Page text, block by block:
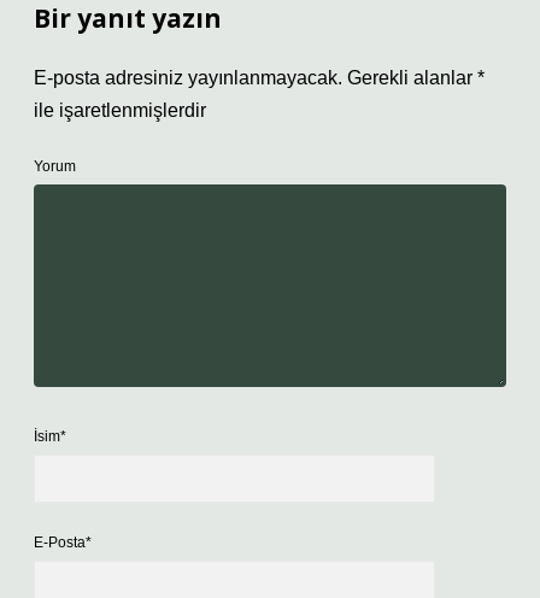
Bir yanıt yazın
E-posta adresiniz yayınlanmayacak. Gerekli alanlar *
ile işaretlenmişlerdir
Yorum
İsim*
E-Posta*